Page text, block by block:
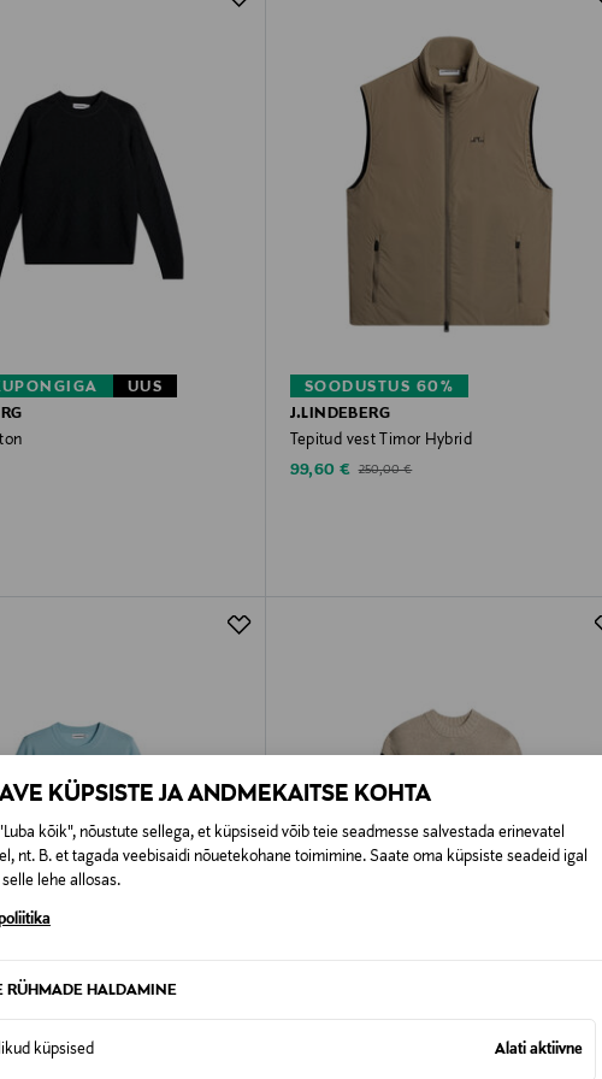
KÜPSISTE JA ANDMEKAITSE KOHTA
kõik", nõustute sellega, et küpsiseid võib teie seadmesse salvestada erinevatel
nt. B. et tagada veebisaidi nõuetekohane toimimine. Saate oma küpsiste seadeid igal
lehe allosas.
RÜHMADE HALDAMINE
küpsised Alati aktiivne
UUS
SOODUSTUS 60%
J.LINDEBERG
Tepitud vest Timor Hybrid
Discounted Price
99,60 € Original Price
250,00 €
40%
SOODUSTUS 60%